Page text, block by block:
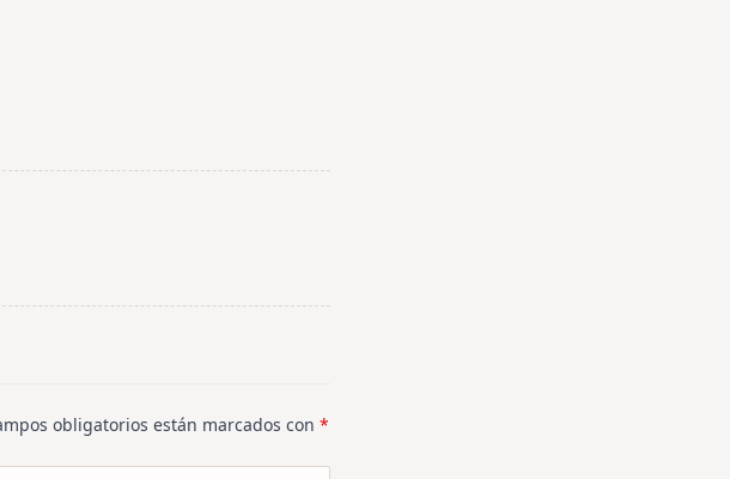
obligatorios están marcados con *